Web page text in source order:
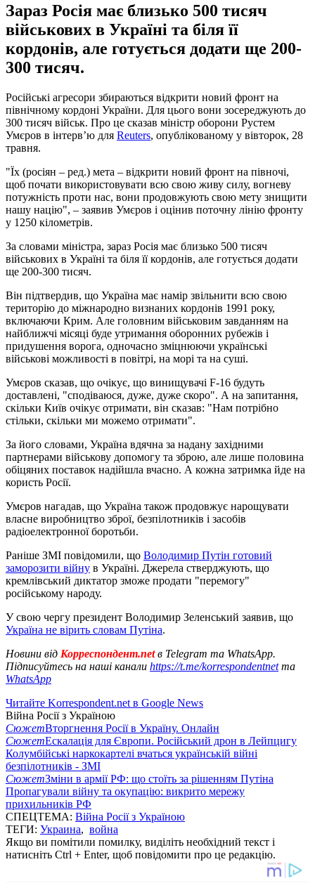
Зараз Росія має близько 500 тисяч
військових в Україні та біля її
кордонів, але готується додати ще 200-
300 тисяч.
Російські агресори збираються відкрити новий фронт на
північному кордоні України. Для цього вони зосереджують до
300 тисяч військ. Про це сказав міністр оборони Рустем
Умєров в інтерв’ю для Reuters, опублікованому у вівторок, 28
травня.
"Їх (росіян – ред.) мета – відкрити новий фронт на півночі,
щоб почати використовувати всю свою живу силу, вогневу
потужність проти нас, вони продовжують свою мету знищити
нашу націю", – заявив Умєров і оцінив поточну лінію фронту
у 1250 кілометрів.
За словами міністра, зараз Росія має близько 500 тисяч
військових в Україні та біля її кордонів, але готується додати
ще 200-300 тисяч.
Він підтвердив, що Україна має намір звільнити всю свою
територію до міжнародно визнаних кордонів 1991 року,
включаючи Крим. Але головним військовим завданням на
найближчі місяці буде утримання оборонних рубежів і
придушення ворога, одночасно зміцнюючи українські
військові можливості в повітрі, на морі та на суші.
Умєров сказав, що очікує, що винищувачі F-16 будуть
доставлені, "сподіваюся, дуже, дуже скоро". А на запитання,
скільки Київ очікує отримати, він сказав: "Нам потрібно
стільки, скільки ми можемо отримати".
За його словами, Україна вдячна за надану західними
партнерами військову допомогу та зброю, але лише половина
обіцяних поставок надійшла вчасно. А кожна затримка йде на
користь Росії.
Умєров нагадав, що Україна також продовжує нарощувати
власне виробництво зброї, безпілотників і засобів
радіоелектронної боротьби.
Раніше ЗМІ повідомили, що Володимир Путін готовий
заморозити війну в Україні. Джерела стверджують, що
кремлівський диктатор зможе продати "перемогу"
російському народу.
У свою чергу президент Володимир Зеленський заявив, що
Україна не вірить словам Путіна.
Новини від Корреспондент.netв Telegram та WhatsApp.
Підписуйтесь на наші канали https://t.me/korrespondentnetта
WhatsApp
Читайте Korrespondent.net в Google News
Війна Росії з Україною
СюжетВторгнення Росії в Україну. Онлайн
СюжетЕскалація для Європи. Російський дрон в Лейпцигу
Колумбійські наркокартелі вчаться українській війні
безпілотників - ЗМІ
СюжетЗміни в армії РФ: що стоїть за рішенням Путіна
Пропагували війну та окупацію: викрито мережу
прихильників РФ
СПЕЦТЕМА: Війна Росії з Україною
ТЕГИ: Украина, война
Якщо ви помітили помилку, виділіть необхідний текст і
натисніть Ctrl + Enter, щоб повідомити про це редакцію.